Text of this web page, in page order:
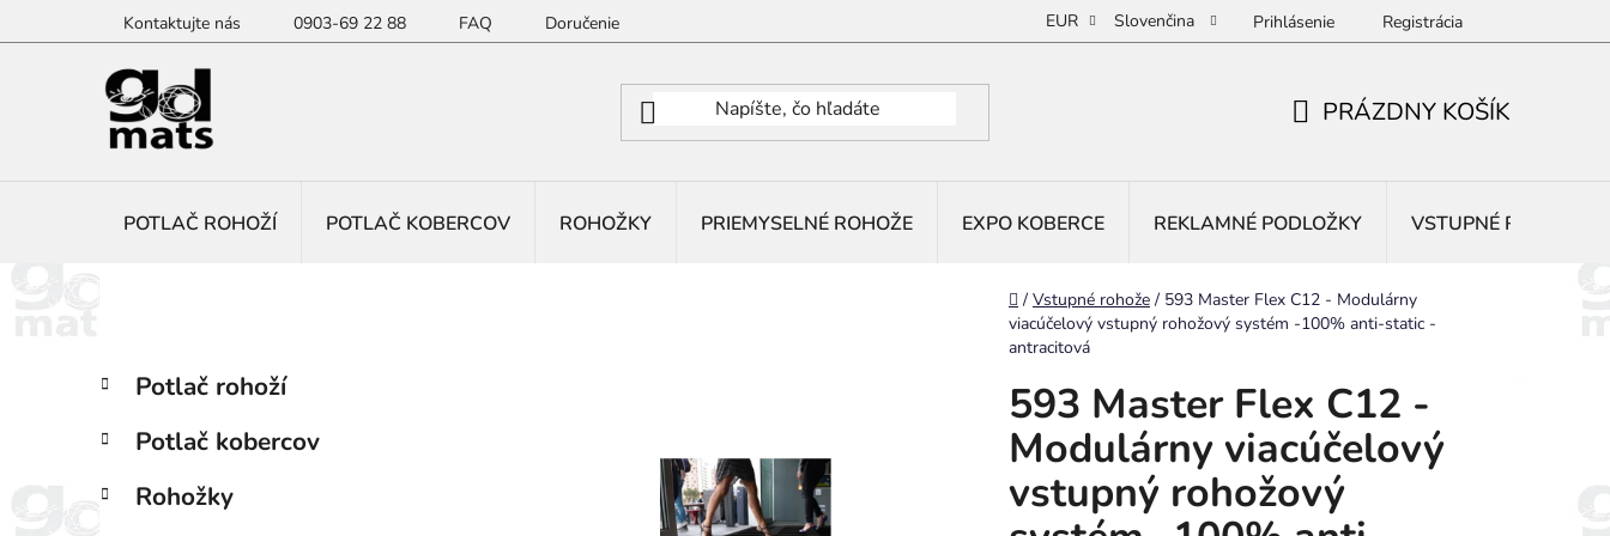
na
Kontaktujte nás 0903-69 22 88 FAQ Doručenie EUR Slovenčina Prihlásenie Registrácia
PRÁZDNY KOŠÍK
POTLAČ ROHOŽÍ POTLAČ KOBERCOV ROHOŽKY PRIEMYSELNÉ ROHOŽE EXPO KOBERCE REKLAMNÉ PODLOŽKY VSTUPNÉ ROHOŽE
Domov
/ Vstupné rohože / 593 Master Flex C12 - Modulárny
viacúčelový vstupný rohožový systém -100% anti-static -
antracitová
B
č
ý
Preskočiť
kategórie
K
a
e
ó
Potlač rohoží
Potlač kobercov
Rohožky
593 Master Flex C12 -
Modulárny viacúčelový
vstupný rohožový